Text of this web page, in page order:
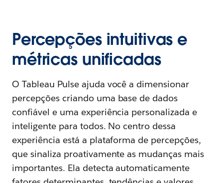
Percepções intuitivas e
métricas unificadas
O Tableau Pulse ajuda você a dimensionar
percepções criando uma base de dados
confiável e uma experiência personalizada e
inteligente para todos. No centro dessa
experiência está a plataforma de percepções,
que sinaliza proativamente as mudanças mais
importantes. Ela detecta automaticamente